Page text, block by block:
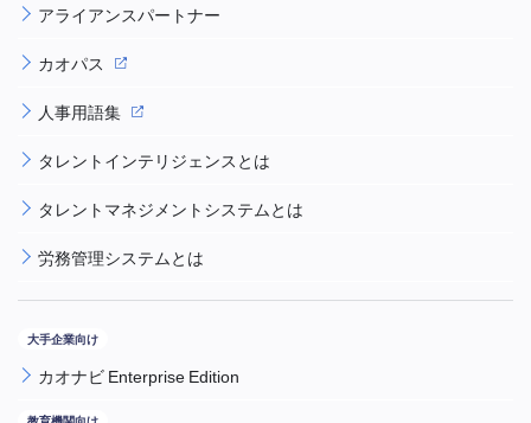
アライアンスパートナー
カオパス
人事用語集
タレントインテリジェンスとは
タレントマネジメントシステムとは
労務管理システムとは
カオナビ Enterprise Edition